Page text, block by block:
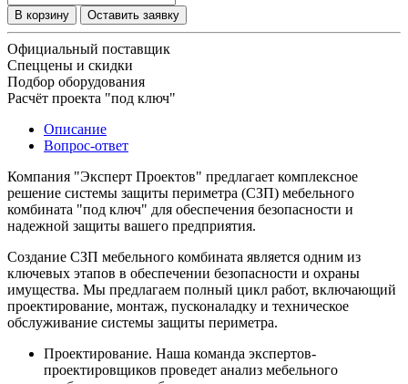
В корзину Оставить заявку
Официальный поставщик
Спеццены и скидки
Подбор оборудования
Расчёт проекта "под ключ"
Описание
Вопрос-ответ
Компания "Эксперт Проектов" предлагает комплексное
решение системы защиты периметра (СЗП) мебельного
комбината "под ключ" для обеспечения безопасности и
надежной защиты вашего предприятия.
Создание СЗП мебельного комбината является одним из
ключевых этапов в обеспечении безопасности и охраны
имущества. Мы предлагаем полный цикл работ, включающий
проектирование, монтаж, пусконаладку и техническое
обслуживание системы защиты периметра.
Проектирование. Наша команда экспертов-
проектировщиков проведет анализ мебельного